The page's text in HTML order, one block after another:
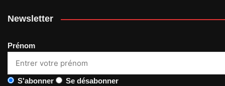
Newsletter
Prénom
S'abonner Se désabonner